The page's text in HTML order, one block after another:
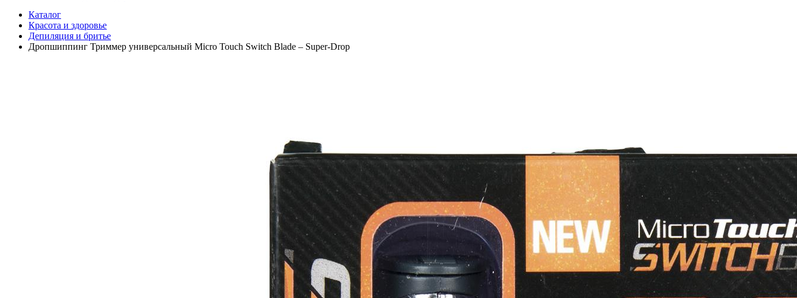
Каталог
Красота и здоровье
Депиляция и бритье
Дропшиппинг Триммер универсальный Micro Touch Switch Blade – Super-Drop